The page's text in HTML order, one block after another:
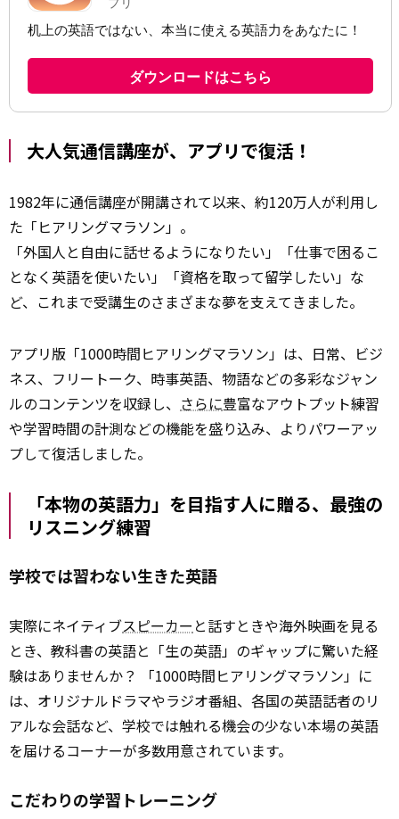
大人気通信講座が、アプリで復活！
1982年に通信講座が開講されて以来、約120万人が利用し
た「ヒアリングマラソン」。
「外国人と自由に話せるようになりたい」「仕事で困るこ
となく英語を使いたい」「資格を取って留学したい」な
ど、これまで受講生のさまざまな夢を支えてきました。
アプリ版「1000時間ヒアリングマラソン」は、日常、ビジ
ネス、フリートーク、時事英語、物語などの多彩なジャン
ルのコンテンツを収録し、 さらに豊富なアウトプット練習
や学習時間の計測などの機能を盛り込み、よりパワーアッ
プして復活しました。
「本物の英語力」を目指す人に贈る、最強の
リスニング練習
学校では習わない生きた英語
実際にネイティブスピーカー と話すときや海外映画を見る
とき、教科書の英語と「生の英語」のギャップに驚いた経
験はありませんか？ 「1000時間ヒアリングマラソン」に
は、オリジナルドラマやラジオ番組、各国の英語話者のリ
アルな会話など、学校では触れる機会の少ない本場の英語
を届けるコーナーが多数用意されています。
こだわりの学習トレーニング